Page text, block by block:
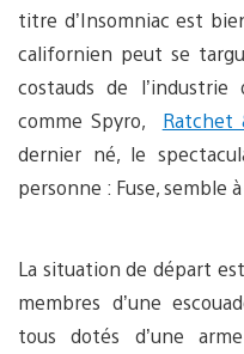
titre d’Insomniac est
californien peut se
costauds de
comme Spyro, Ratchet
dernier né, le
personne : Fuse, semble
La situation de départ
membres d’une
tous dotés d’une